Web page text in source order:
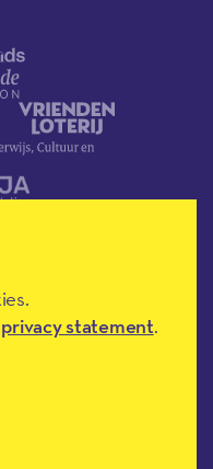
privacy statement.
heeft de